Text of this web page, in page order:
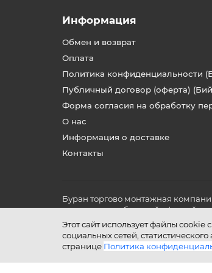
Этот сайт использует файлы
социальных сетей,
странице Политика
Информация
Обмен и возврат
Оплата
Политика конфиденциальности
Публичный договор (оферта)
Форма согласия на обработку
О нас
Информация о доставке
Контакты
Буран торгово монтажная
не является публичной офертой,
и условиях его эксплуатации.